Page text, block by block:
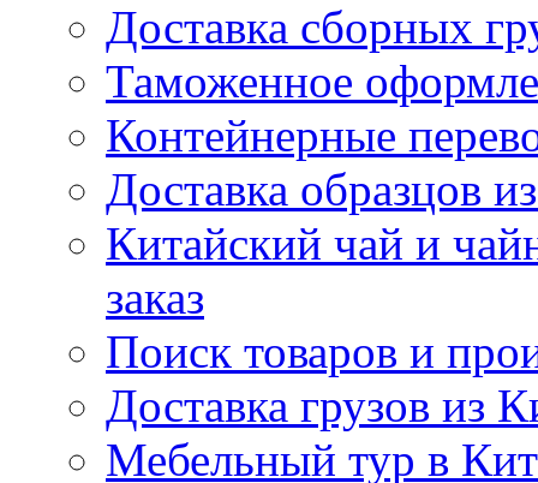
Доставка сборных
Таможенное
Контейнерные
Доставка образцов
Китайский чай и
заказ
Поиск товаров и
Доставка грузов из
Мебельный тур в